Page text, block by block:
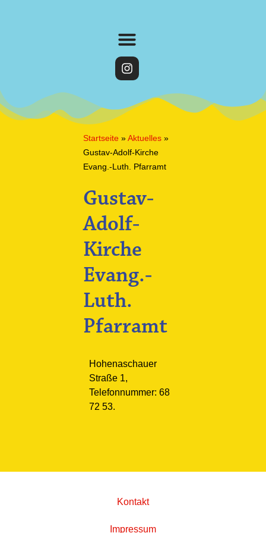
Startseite »Aktuelles »
Gustav-Adolf-Kirche
Evang.-Luth. Pfarramt
Gustav-
Adolf-
Kirche
Evang.-
Luth.
Pfarramt
Hohenaschauer
Straße 1,
Telefonnummer: 68
72 53.
Kontakt
Impressum